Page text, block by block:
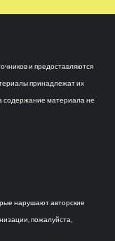
и предоставляются
принадлежат их
содержание материала не
нарушают авторские
пожалуйста,